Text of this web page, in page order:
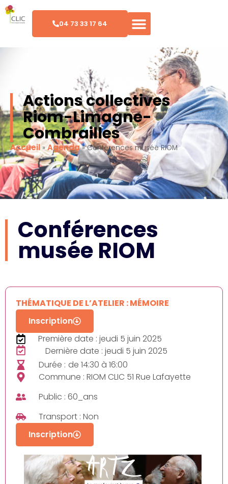
04 73 33 17 64
Actions collectives
Riom-Limagne-
Combrailles
Accueil»Agenda»Conférences musée RIOM
Conférences
musée RIOM
THÉMATIQUE DE L’ATELIER : MÉMOIRE
Inscription
Première date : jeudi 5 juin 2025
Dernière date : jeudi 5 juin 2025
Durée : de 14:30 à 16:00
Commune : RIOM CLIC 51 Rue Lafayette
Public : 60_ans
Transport : Non
Inscription